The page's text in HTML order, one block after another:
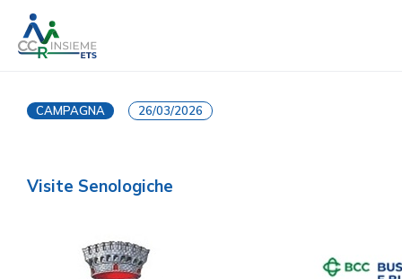
CAMPAGNA 26/03/2026
Visite Senologiche